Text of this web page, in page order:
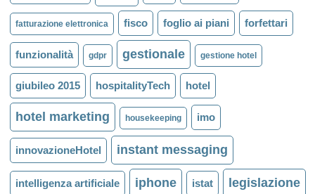
fatturazione elettronica fisco foglio ai piani forfettari
funzionalità gdpr gestionale gestione hotel
giubileo 2015 hospitalityTech hotel
hotel marketing housekeeping imo
innovazioneHotel instant messaging
intelligenza artificiale iphone istat legislazione